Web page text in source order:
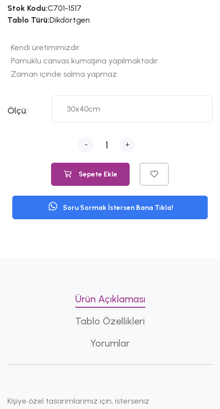
Stok Kodu:C701-1517
Tablo Türü:Dikdörtgen
• Kendi üretimimizdir.
• Pamuklu canvas kumaşına yapılmaktadır.
• Zaman içinde solma yapmaz.
Ölçü:
- +
Sepete Ekle
Soru Sormak İstersen Bana Tıkla!
Ürün Açıklaması
Tablo Özellikleri
Yorumlar
Kişiye özel tasarımlarımız için, isterseniz